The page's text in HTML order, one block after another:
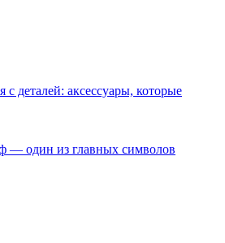
с деталей: аксессуары, которые
— один из главных символов